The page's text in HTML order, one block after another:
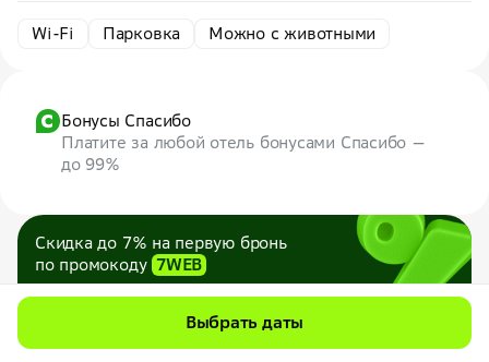
Wi-Fi Парковка Можно с животными
Бонусы Спасибо
Платите за любой отель бонусами Спасибо —
до 99%
Скидка до 7% на первую бронь
по промокоду 7WEB
Максимум — 1000 ₽
Выбрать даты